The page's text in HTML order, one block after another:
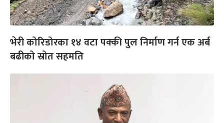
भेरी कोरिडोरका १४ वटा पक्की पुल निर्माण गर्न एक अर्ब
बढीको स्रोत सहमति